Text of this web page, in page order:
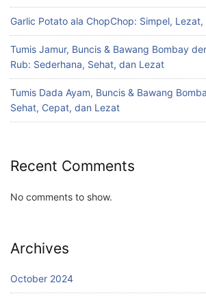
Garlic Potato ala ChopChop: Simpel,
Tumis Jamur, Buncis & Bawang Bombay
Rub: Sederhana, Sehat, dan Lezat
Tumis Dada Ayam, Buncis & Bawang
Sehat, Cepat, dan Lezat
Recent Comments
No comments to show.
Archives
October 2024